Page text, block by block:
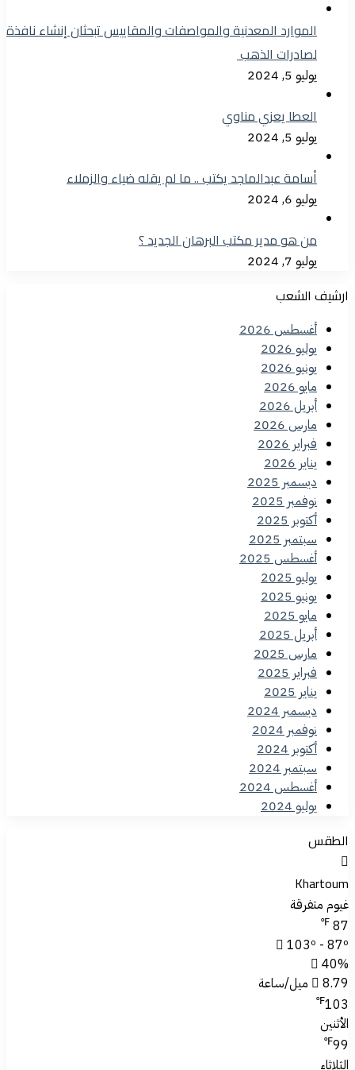
الموارد المعدنية والمواصفات والمقاييس تبحثان إنشاء نافذة
لصادرات الذهب
يوليو 5, 2024
العطا يعزي مناوي
يوليو 5, 2024
أسامة عبدالماجد يكتب .. ما لم يقله ضياء والزملاء
يوليو 6, 2024
من هو مدير مكتب البرهان الجديد ؟
يوليو 7, 2024
ارشيف الشعب
أغسطس 2026
يوليو 2026
يونيو 2026
مايو 2026
أبريل 2026
مارس 2026
فبراير 2026
يناير 2026
ديسمبر 2025
نوفمبر 2025
أكتوبر 2025
سبتمبر 2025
أغسطس 2025
يوليو 2025
يونيو 2025
مايو 2025
أبريل 2025
مارس 2025
فبراير 2025
يناير 2025
ديسمبر 2024
نوفمبر 2024
أكتوبر 2024
سبتمبر 2024
أغسطس 2024
يوليو 2024
الطقس
Khartoum
غيوم متفرقة
87
℉
103º - 87º
40%
8.79 ميل/ساعة
103
℉
الأثنين
99
℉
الثلاثاء